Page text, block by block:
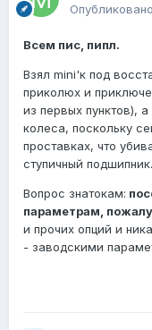
Опубликовано
Всем пис, пипл.
Взял mini'к под
приколюх и
из первых пунктов),
колеса, поскольку
проставках, что
ступичный подшипник.
Вопрос знатокам:
параметрам,
и прочих опций и
- заводскими